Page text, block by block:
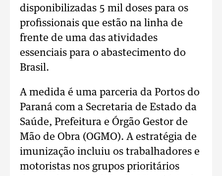
disponibilizadas 5 mil doses para os
profissionais que estão na linha de
frente de uma das atividades
essenciais para o abastecimento do
Brasil.
A medida é uma parceria da Portos do
Paraná com a Secretaria de Estado da
Saúde, Prefeitura e Órgão Gestor de
Mão de Obra (OGMO). A estratégia de
imunização incluiu os trabalhadores e
motoristas nos grupos prioritários